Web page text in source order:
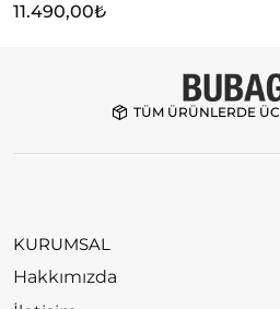
11.490,00₺
TÜM ÜRÜNLERDE
KURUMSAL
Hakkımızda